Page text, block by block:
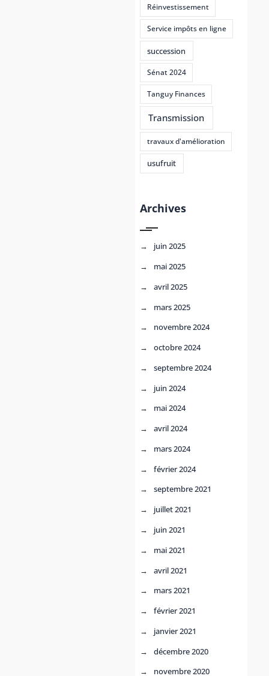
Réinvestissement
Service impôts en ligne
succession
Sénat 2024
Tanguy Finances
Transmission
travaux d'amélioration
usufruit
Archives
juin 2025
mai 2025
avril 2025
mars 2025
novembre 2024
octobre 2024
septembre 2024
juin 2024
mai 2024
avril 2024
mars 2024
février 2024
septembre 2021
juillet 2021
juin 2021
mai 2021
avril 2021
mars 2021
février 2021
janvier 2021
décembre 2020
novembre 2020